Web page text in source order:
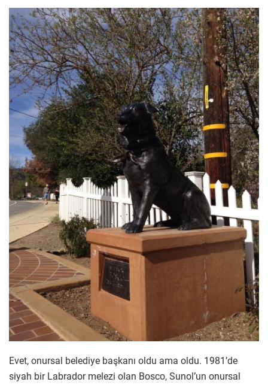
Evet, onursal belediye başkanı oldu ama oldu. 1981’de
siyah bir Labrador melezi olan Bosco, Sunol’un onursal